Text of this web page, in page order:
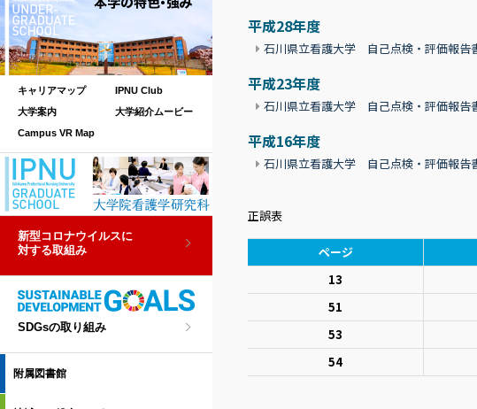
キャリアマップ
IPNU Club
大学案内
大学紹介ムービー
Campus VR Map
新型コロナウイルスに
対する取組み
SDGsの取り組み
附属図書館
平成28年度
石川県立看護大学 自己点検・評価報告
平成23年度
石川県立看護大学 自己点検・評価報告
平成16年度
石川県立看護大学 自己点検・評価報告
正誤表
ページ
13
51
53
54